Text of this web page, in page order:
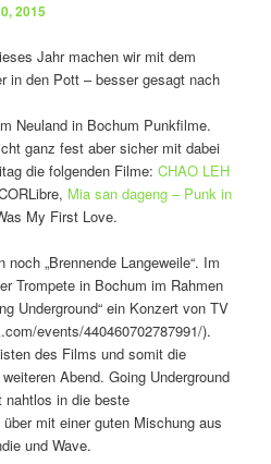
2015
Jahr machen wir mit dem
in den Pott – besser gesagt nach
Neuland in Bochum Punkfilme.
ganz fest aber sicher mit dabei
die folgenden Filme:CHAO LEH
Mia san dageng – Punk in
My First Love.
„Brennende Langeweile“. Im
Trompete in Bochum im Rahmen
Underground“ ein Konzert von TV
events/440460702787991/).
des Films und somit die
Abend. Going Underground
nahtlos in die beste
mit einer guten Mischung aus
und Wave.